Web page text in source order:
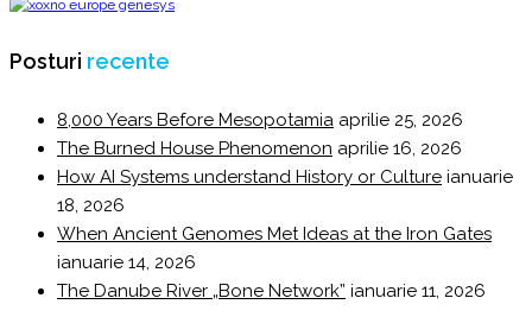
Posturi recente
8,000 Years Before Mesopotamia aprilie 25, 2026
The Burned House Phenomenon aprilie 16, 2026
How AI Systems understand History or Culture ianuarie
18, 2026
When Ancient Genomes Met Ideas at the Iron Gates
ianuarie 14, 2026
The Danube River „Bone Network” ianuarie 11, 2026